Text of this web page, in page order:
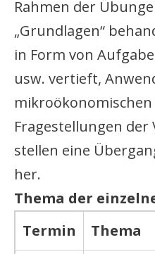
Rahmen der
„Grundlagen“
in Form von
usw. vertieft,
Fragestellungen
stellen eine
her.
Thema der
Termin
Thema